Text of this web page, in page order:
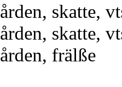
skatte,
skatte,